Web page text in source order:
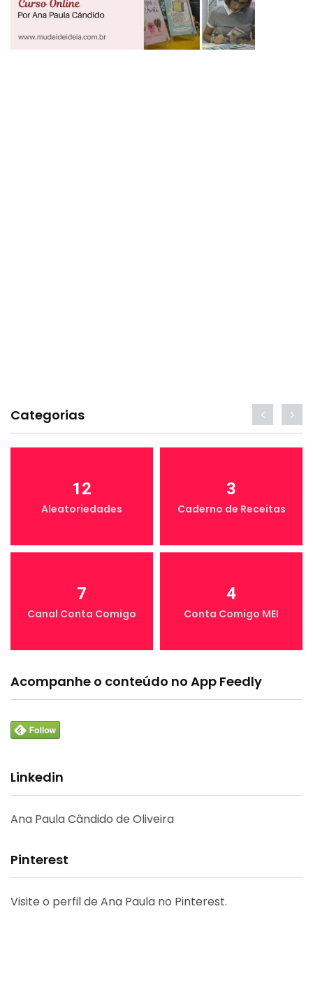
Categorias
12
Aleatoriedades
3
Caderno de Receitas
7
Canal Conta Comigo
4
Conta Comigo MEI
Acompanhe o conteúdo no App Feedly
Linkedin
Ana Paula Cândido de Oliveira
Pinterest
Visite o perfil de Ana Paula no Pinterest.